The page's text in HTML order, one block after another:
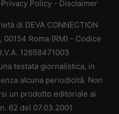
Privacy Policy - Disclaimer
di DEVA CONNECTION
00154 Roma (RM) - Codice
12658471003
testata giornalistica, in
alcuna periodicità. Non
un prodotto editoriale ai
62 del 07.03.2001